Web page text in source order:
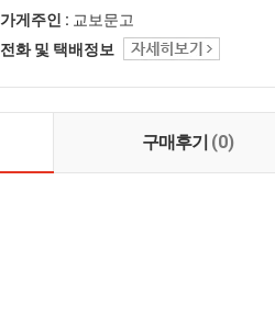
가게주인 : 교보문고
전화 및 택배정보
구매후기 (0)